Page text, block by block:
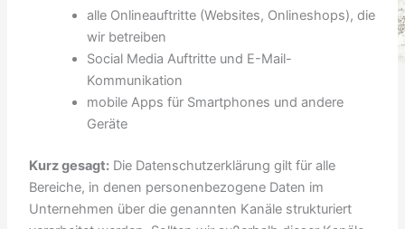
alle Onlineauftritte (Websites, Onlineshops), die
wir betreiben
Social Media Auftritte und E-Mail-
Kommunikation
mobile Apps für Smartphones und andere
Geräte
Kurz gesagt: Die Datenschutzerklärung gilt für alle
Bereiche, in denen personenbezogene Daten im
Unternehmen über die genannten Kanäle strukturiert